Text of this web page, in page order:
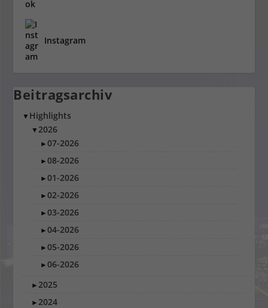
Instagram
Beitragsarchiv
▼ Highlights
▼2026
►07-2026
►08-2026
►01-2026
►02-2026
►03-2026
►04-2026
►05-2026
►06-2026
►2025
►2024